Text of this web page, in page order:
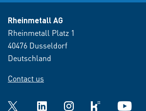
Rheinmetall AG
Rheinmetall Platz 1
40476 Dusseldorf
Deutschland
Contact us
Twitter LinkedInInstagramkununu YouTube